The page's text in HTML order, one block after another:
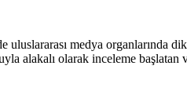
uluslararası medya
alakalı olarak inceleme başlatan